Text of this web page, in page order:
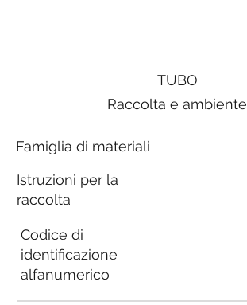
TUBO
Raccolta e ambiente
Famiglia di materiali
Istruzioni per la
raccolta
Codice di
identificazione
alfanumerico